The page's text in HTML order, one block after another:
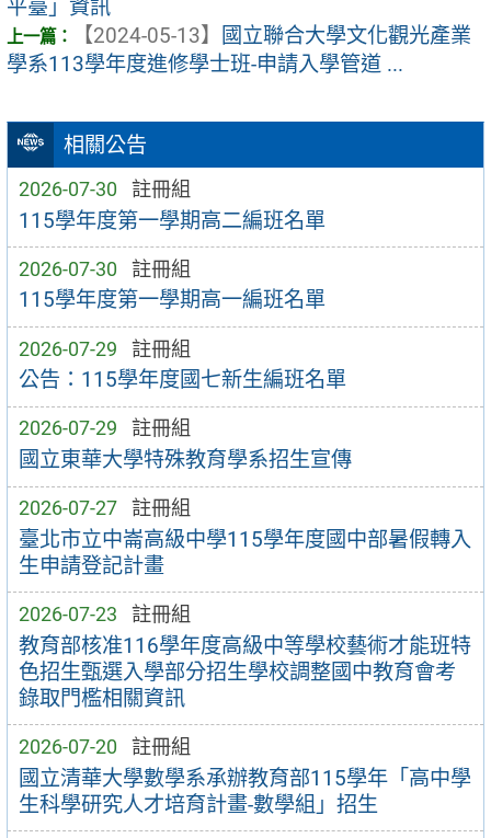
相關公告
2026-07-30 註冊組
115學年度第一學期高二編班名單
2026-07-30 註冊組
115學年度第一學期高一編班名單
2026-07-29 註冊組
公告：115學年度國七新生編班名單
2026-07-29 註冊組
國立東華大學特殊教育學系招生宣傳
2026-07-27 註冊組
臺北市立中崙高級中學115學年度國中部暑假轉入
生申請登記計畫
2026-07-23 註冊組
教育部核准116學年度高級中等學校藝術才能班特
色招生甄選入學部分招生學校調整國中教育會考
錄取門檻相關資訊
2026-07-20 註冊組
國立清華大學數學系承辦教育部115學年「高中學
生科學研究人才培育計畫-數學組」招生
平臺」資訊
【2024-05-13】
國立聯合大學文化觀光產業
學系113學年度進修學士班-申請入學管道 ...